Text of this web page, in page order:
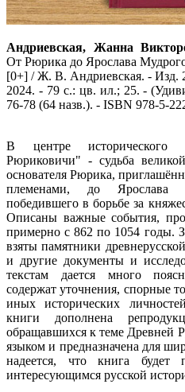
Андриевская, Жанна
От Рюрика до Ярослава
[0+] / Ж. В. Андриевская. - Изд.
2024. - 79 с.: цв. ил.; 25. -
76-78 (64 назв.). - ISBN 978-5-
В центре
Рюриковичи" - судьба
основателя Рюрика,
племенами, до Ярослава
победившего в борьбе за
Описаны важные события,
примерно с 862 по 1054 годы.
взяты памятники
и другие документы и
текстам дается много
содержат уточнения, спорные
иных исторических
книги дополнена
обращавшихся к теме Древней
языком и предназначена для
надеется, что книга будет
интересующимся русской